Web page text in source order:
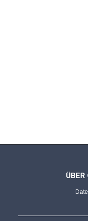
ÜBER